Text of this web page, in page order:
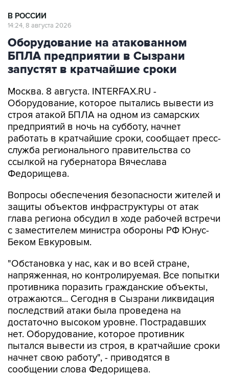
В РОССИИ
14:24, 8 августа 2026
Оборудование на атакованном
БПЛА предприятии в Сызрани
запустят в кратчайшие сроки
Москва. 8 августа. INTERFAX.RU -
Оборудование, которое пытались вывести из
строя атакой БПЛА на одном из самарских
предприятий в ночь на субботу, начнет
работать в кратчайшие сроки, сообщает пресс-
служба регионального правительства со
ссылкой на губернатора Вячеслава
Федорищева.
Вопросы обеспечения безопасности жителей и
защиты объектов инфраструктуры от атак
глава региона обсудил в ходе рабочей встречи
с заместителем министра обороны РФ Юнус-
Беком Евкуровым.
"Обстановка у нас, как и во всей стране,
напряженная, но контролируемая. Все попытки
противника поразить гражданские объекты,
отражаются... Сегодня в Сызрани ликвидация
последствий атаки была проведена на
достаточно высоком уровне. Пострадавших
нет. Оборудование, которое противник
пытался вывести из строя, в кратчайшие сроки
начнет свою работу", - приводятся в
сообщении слова Федорищева.